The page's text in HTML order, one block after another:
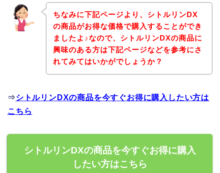
ちなみに下記ページより、シトルリンDX
の商品がお得な価格で購入することができ
ましたよ♪なので、シトルリンDXの商品に
興味のある方は下記ページなどを参考にさ
れてみてはいかがでしょうか？
⇒シトルリンDXの商品を今すぐお得に購入したい方は
こちら
シトルリンDXの商品を今すぐお得に購入
したい方はこちら